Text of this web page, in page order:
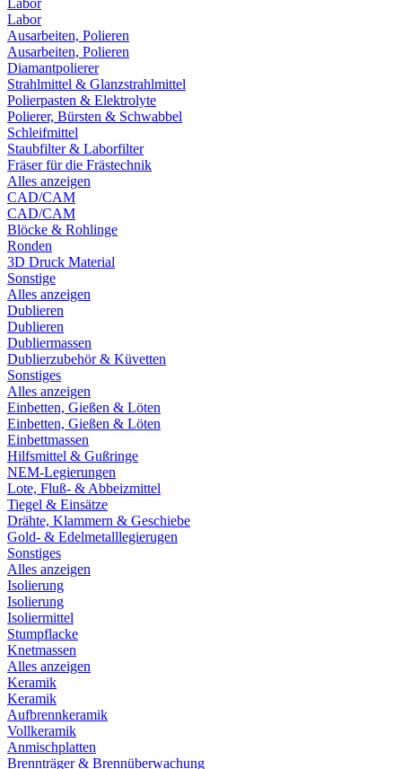
Labor
Labor
Ausarbeiten, Polieren
Ausarbeiten, Polieren
Diamantpolierer
Strahlmittel & Glanzstrahlmittel
Polierpasten & Elektrolyte
Polierer, Bürsten & Schwabbel
Schleifmittel
Staubfilter & Laborfilter
Fräser für die Frästechnik
Alles anzeigen
CAD/CAM
CAD/CAM
Blöcke & Rohlinge
Ronden
3D Druck Material
Sonstige
Alles anzeigen
Dublieren
Dublieren
Dubliermassen
Dublierzubehör & Küvetten
Sonstiges
Alles anzeigen
Einbetten, Gießen & Löten
Einbetten, Gießen & Löten
Einbettmassen
Hilfsmittel & Gußringe
NEM-Legierungen
Lote, Fluß- & Abbeizmittel
Tiegel & Einsätze
Drähte, Klammern & Geschiebe
Gold- & Edelmetalllegierugen
Sonstiges
Alles anzeigen
Isolierung
Isolierung
Isoliermittel
Stumpflacke
Knetmassen
Alles anzeigen
Keramik
Keramik
Aufbrennkeramik
Vollkeramik
Anmischplatten
Brennträger & Brennüberwachung